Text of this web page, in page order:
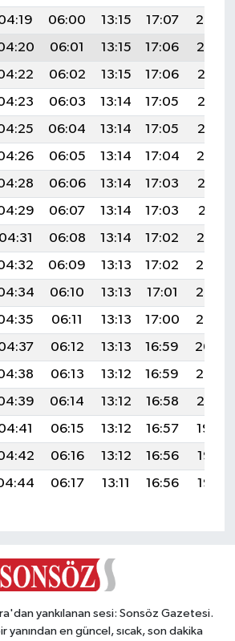
06:00 13:15 17:07
20:20
06:01 13:15 17:06
20:19
06:02 13:15 17:06
20:18
06:03 13:14 17:05
20:16
06:04 13:14 17:05
20:15
06:05 13:14 17:04
20:14
06:06 13:14 17:03
20:12
06:07 13:14 17:03
20:11
04:31 06:08 13:14 17:02
20:10
06:09 13:13 17:02
20:08
06:10 13:13 17:01
20:07
06:11 13:13 17:00
20:05
06:12 13:13 16:59
20:04
06:13 13:12 16:59
20:02
06:14 13:12 16:58
20:01
06:15 13:12 16:57
19:59
06:16 13:12 16:56
19:58
06:17 13:11 16:56 19:56
yankılanan sesi: Sonsöz Gazetesi.
yanından en güncel, sıcak, son dakika